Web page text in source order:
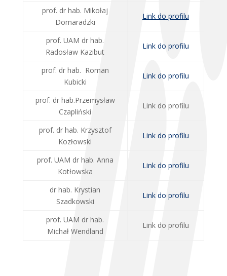
prof. dr hab. Mikołaj
Domaradzki
Link do profilu
prof. UAM dr hab.
Radosław Kazibut
Link do profilu
prof. dr hab. Roman
Kubicki
Link do profilu
prof. dr hab.Przemysław
Czapliński
Link do profilu
prof. dr hab. Krzysztof
Kozłowski
Link do profilu
prof. UAM dr hab. Anna
Kotłowska
Link do profilu
dr hab. Krystian
Szadkowski
Link do profilu
prof. UAM dr hab.
Michał Wendland
Link do profilu